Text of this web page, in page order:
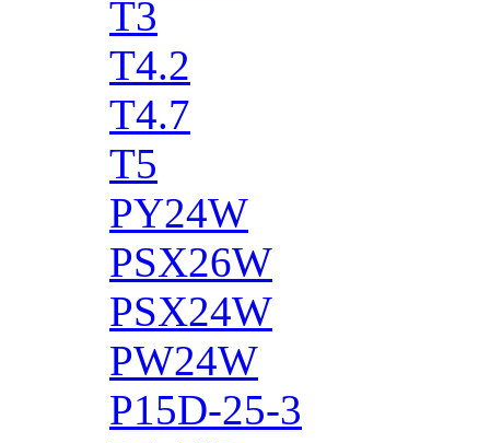
T3
T4.2
T4.7
T5
PY24W
PSX26W
PSX24W
PW24W
P15D-25-3